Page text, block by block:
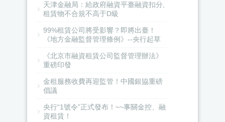
天津金融局：給政府融資平臺融資扣分,
租賃物不合規不高于D級
99%租賃公司將受影響？即將出臺！
《地方金融監督管理條例》--央行起草
《北京市融資租賃公司監督管理辦法》
重磅印發
金租服務收費再迎監管！中國銀協重磅
倡議
央行“1號令”正式發布！~~事關金控、融
資租賃！